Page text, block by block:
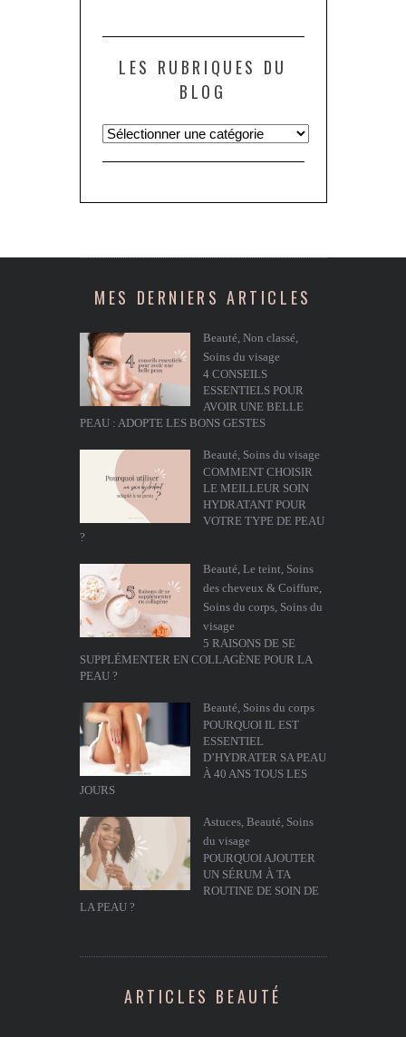
LES RUBRIQUES DU
BLOG
Les
MES DERNIERS ARTICLES
Beauté Non classé
Soins du visage
4 CONSEILS
ESSENTIELS POUR
AVOIR UNE BELLE
PEAU : ADOPTE LES BONS GESTES
Beauté Soins du visage
COMMENT CHOISIR
LE MEILLEUR SOIN
HYDRATANT POUR
VOTRE TYPE DE PEAU
?
Beauté Le teint Soins
des cheveux & Coiffure
Soins du corps, Soins du
visage
5 RAISONS DE SE
SUPPLÉMENTER EN COLLAGÈNE POUR LA
PEAU ?
Beauté Soins du corps
POURQUOI IL EST
ESSENTIEL
D’HYDRATER SA PEAU
À 40 ANS TOUS LES
JOURS
Astuces, Beauté Soins
du visage
POURQUOI AJOUTER
UN SÉRUM À TA
ROUTINE DE SOIN DE
LA PEAU ?
ARTICLES BEAUTÉ